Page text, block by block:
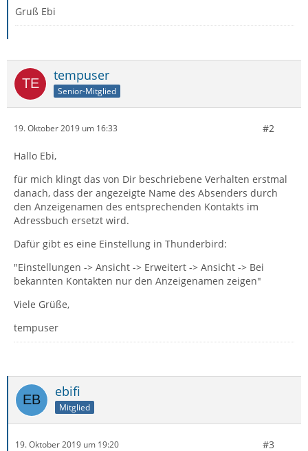
Gruß Ebi
tempuser
Senior-Mitglied
19. Oktober 2019 um 16:33 #2
Hallo Ebi,
für mich klingt das von Dir beschriebene Verhalten erstmal
danach, dass der angezeigte Name des Absenders durch
den Anzeigenamen des entsprechenden Kontakts im
Adressbuch ersetzt wird.
Dafür gibt es eine Einstellung in Thunderbird:
"Einstellungen -> Ansicht -> Erweitert -> Ansicht -> Bei
bekannten Kontakten nur den Anzeigenamen zeigen"
Viele Grüße,
tempuser
ebifi
Mitglied
19. Oktober 2019 um 19:20 #3